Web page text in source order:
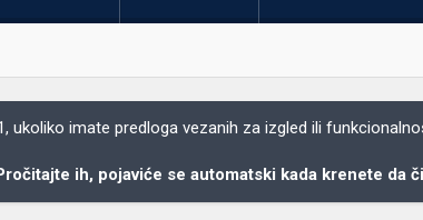
ukoliko imate predloga vezanih za izgled ili
ih, pojaviće se automatski kada krenete da